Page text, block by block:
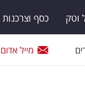
וטק כסף וצרכנות
מייל אדום